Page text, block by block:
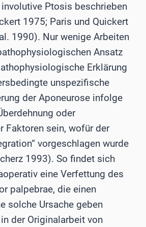
Ptosis beschrieben
1975; Paris und Quickert
1990). Nur wenige Arbeiten
Ansatz
Erklärung
unspezifische
der Aponeurose infolge
oder
Faktoren sein, wofür der
vorgeschlagen wurde
1993). So findet sich
eine Verfettung des
palpebrae, die einen
solche Ursache geben
der Originalarbeit von